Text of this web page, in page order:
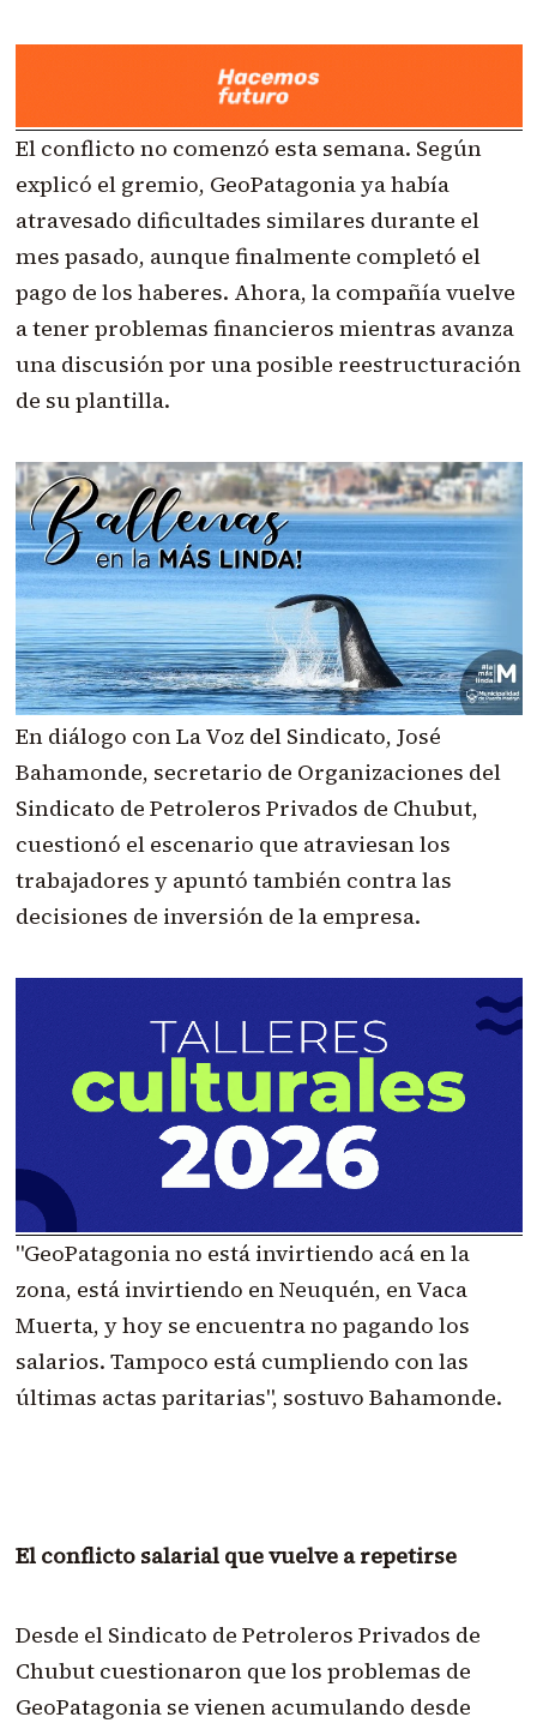
El conflicto no comenzó esta semana. Según
explicó el gremio, GeoPatagonia ya había
atravesado dificultades similares durante el
mes pasado, aunque finalmente completó el
pago de los haberes. Ahora, la compañía vuelve
a tener problemas financieros mientras avanza
una discusión por una posible reestructuración
de su plantilla.
En diálogo con La Voz del Sindicato, José
Bahamonde, secretario de Organizaciones del
Sindicato de Petroleros Privados de Chubut,
cuestionó el escenario que atraviesan los
trabajadores y apuntó también contra las
decisiones de inversión de la empresa.
"GeoPatagonia no está invirtiendo acá en la
zona, está invirtiendo en Neuquén, en Vaca
Muerta, y hoy se encuentra no pagando los
salarios. Tampoco está cumpliendo con las
últimas actas paritarias", sostuvo Bahamonde.
El conflicto salarial que vuelve a repetirse
Desde el Sindicato de Petroleros Privados de
Chubut cuestionaron que los problemas de
GeoPatagonia se vienen acumulando desde